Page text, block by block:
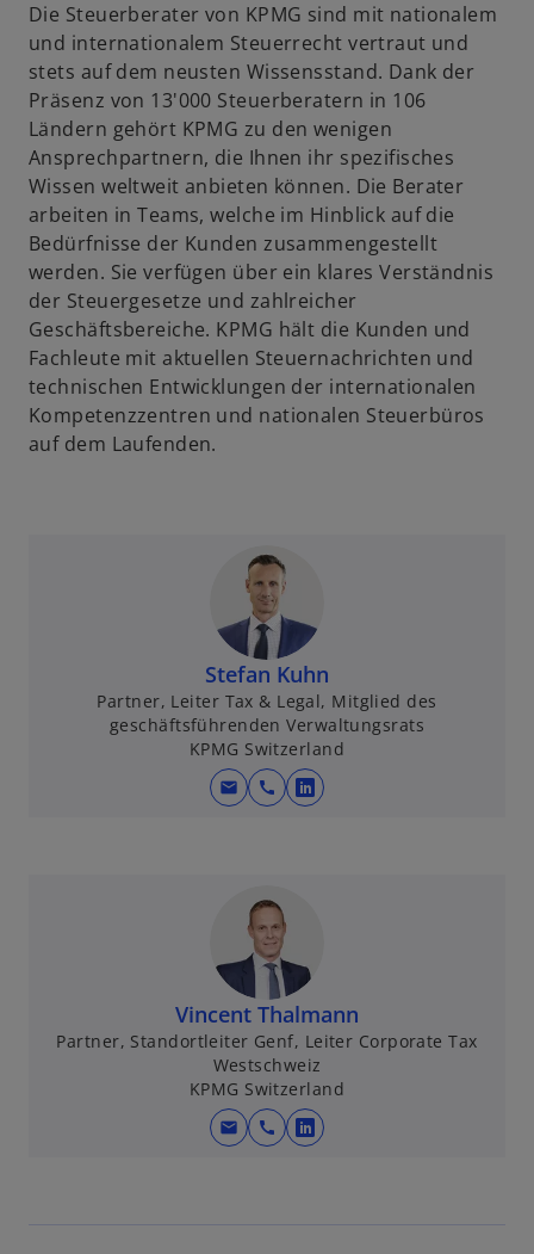
Die Steuerberater von KPMG sind mit nationalem
und internationalem Steuerrecht vertraut und
stets auf dem neusten Wissensstand. Dank der
Präsenz von 13'000 Steuerberatern in 106
Ländern gehört KPMG zu den wenigen
Ansprechpartnern, die Ihnen ihr spezifisches
Wissen weltweit anbieten können. Die Berater
arbeiten in Teams, welche im Hinblick auf die
Bedürfnisse der Kunden zusammengestellt
werden. Sie verfügen über ein klares Verständnis
der Steuergesetze und zahlreicher
Geschäftsbereiche. KPMG hält die Kunden und
Fachleute mit aktuellen Steuernachrichten und
technischen Entwicklungen der internationalen
Kompetenzzentren und nationalen Steuerbüros
auf dem Laufenden.
Stefan Kuhn
Partner, Leiter Tax & Legal, Mitglied des
geschäftsführenden Verwaltungsrats
KPMG Switzerland
mail call
w
e
n
e
r
n
e
Vincent Thalmann
Partner, Standortleiter Genf, Leiter Corporate Tax
Westschweiz
KPMG Switzerland
mail call
w